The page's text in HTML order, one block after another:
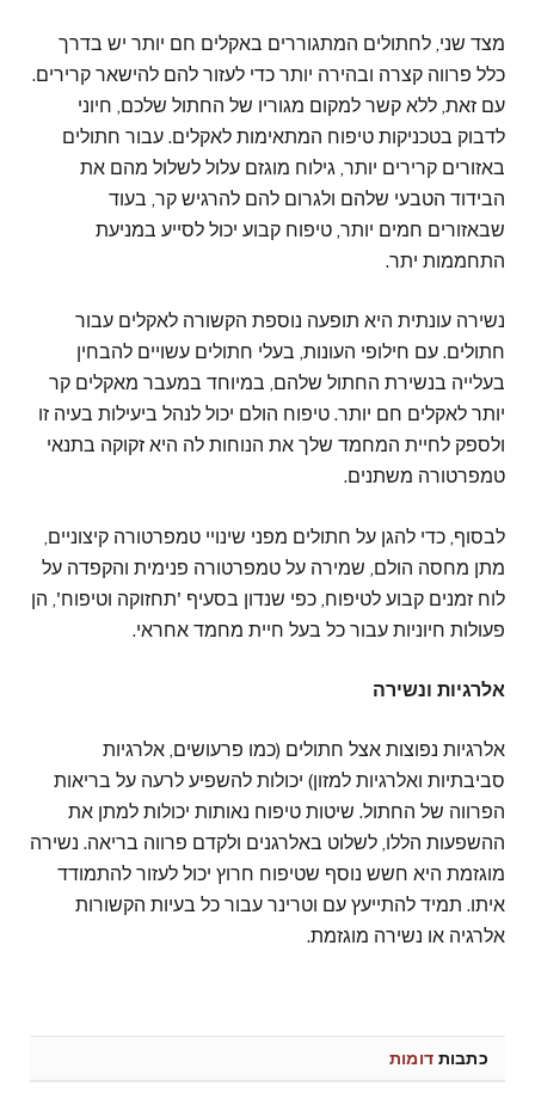
מצד שני, לחתולים המתגוררים באקלים חם יותר יש בדרך
כלל פרווה קצרה ובהירה יותר כדי לעזור להם להישאר קרירים.
עם זאת, ללא קשר למקום מגוריו של החתול שלכם, חיוני
לדבוק בטכניקות טיפוח המתאימות לאקלים. עבור חתולים
באזורים קרירים יותר, גילוח מוגזם עלול לשלול מהם את
הבידוד הטבעי שלהם ולגרום להם להרגיש קר, בעוד
שבאזורים חמים יותר, טיפוח קבוע יכול לסייע במניעת
התחממות יתר.
נשירה עונתית היא תופעה נוספת הקשורה לאקלים עבור
חתולים. עם חילופי העונות, בעלי חתולים עשויים להבחין
בעלייה בנשירת החתול שלהם, במיוחד במעבר מאקלים קר
יותר לאקלים חם יותר. טיפוח הולם יכול לנהל ביעילות בעיה זו
ולספק לחיית המחמד שלך את הנוחות לה היא זקוקה בתנאי
טמפרטורה משתנים.
לבסוף, כדי להגן על חתולים מפני שינויי טמפרטורה קיצוניים,
מתן מחסה הולם, שמירה על טמפרטורה פנימית והקפדה על
לוח זמנים קבוע לטיפוח, כפי שנדון בסעיף 'תחזוקה וטיפוח', הן
פעולות חיוניות עבור כל בעל חיית מחמד אחראי.
אלרגיות ונשירה
אלרגיות נפוצות אצל חתולים (כמו פרעושים, אלרגיות
סביבתיות ואלרגיות למזון) יכולות להשפיע לרעה על בריאות
הפרווה של החתול. שיטות טיפוח נאותות יכולות למתן את
ההשפעות הללו, לשלוט באלרגנים ולקדם פרווה בריאה. נשירה
מוגזמת היא חשש נוסף שטיפוח חרוץ יכול לעזור להתמודד
איתו. תמיד להתייעץ עם וטרינר עבור כל בעיות הקשורות
אלרגיה או נשירה מוגזמת.
כתבות דומות